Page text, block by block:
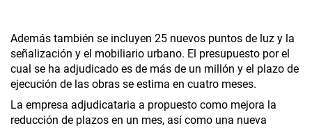
Además también se incluyen 25 nuevos puntos de luz y la
señalización y el mobiliario urbano. El presupuesto por el
cual se ha adjudicado es de más de un millón y el plazo de
ejecución de las obras se estima en cuatro meses.
La empresa adjudicataria a propuesto como mejora la
reducción de plazos en un mes, así como una nueva